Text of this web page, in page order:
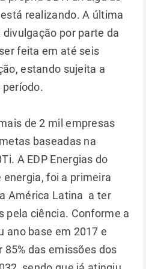
realizando. A última
por parte da
feita em até seis
estando sujeita a
de 2 mil empresas
baseadas na
A EDP Energias do
foi a primeira
América Latina a ter
pela ciência. Conforme a
ano base em 2017 e
das emissões dos